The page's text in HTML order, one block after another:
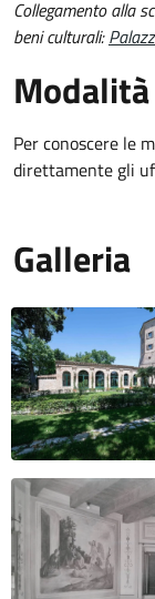
Collegamento alla
beni culturali:
Per conoscere le
direttamente gli
Galleria